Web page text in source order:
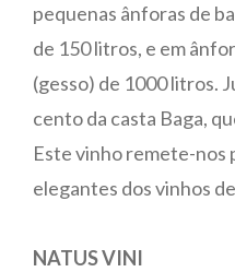
pequenas ânforas de
de 150 litros, e em
(gesso) de 1000 litros.
cento da casta Baga,
Este vinho remete-nos
elegantes dos vinhos
NATUS VINI